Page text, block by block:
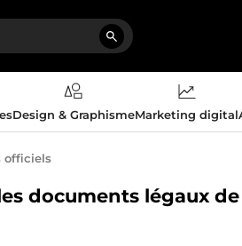
Design & GraphismeMarketing digital
officiels
documents légaux